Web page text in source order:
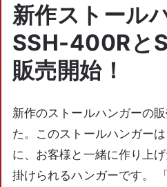
新作ストール
SSH-400Rと
販売開始！
新作のストールハンガーの
た。このストールハンガー
に、お客様と一緒に作り上
掛けられるハンガーです。